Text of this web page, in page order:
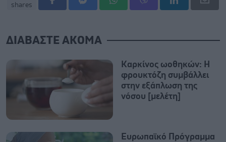
shares
ΔΙΑΒΑΣΤΕ ΑΚΟΜΑ
Καρκίνος ωοθηκών: Η
φρουκτόζη συμβάλλει
στην εξάπλωση της
νόσου [μελέτη]
Ευρωπαϊκό Πρόγραμμα